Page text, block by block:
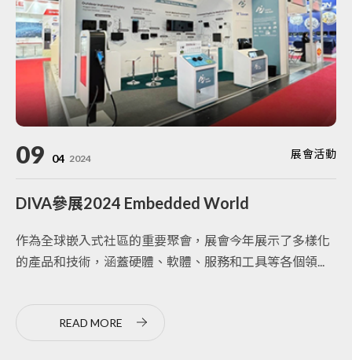
09 04 2024 展會活動
DIVA參展2024 Embedded World
作為全球嵌入式社區的重要聚會，展會今年展示了多樣化
的產品和技術，涵蓋硬體、軟體、服務和工具等各個領...
READ MORE